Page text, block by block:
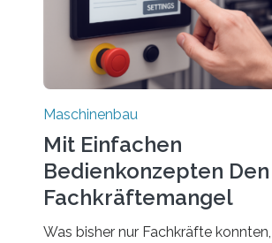
Maschinenbau
Mit Einfachen
Bedienkonzepten Den
Fachkräftemangel
Bekämpfen
Was bisher nur Fachkräfte konnten,